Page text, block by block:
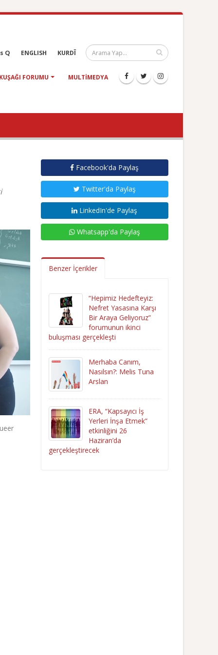
Q ENGLISH KURDÎ
FORUMU MULTIMEDYA
Facebook'da Paylaş
Twitter'da Paylaş
LinkedIn'de Paylaş
Whatsapp'da Paylaş
Benzer İçerikler
“Hepimiz Hedefteyiz:
Nefret Yasasına Karşı
Bir Araya Geliyoruz”
forumunun ikinci
buluşması gerçekleşti
Merhaba Canım,
Nasılsın?: Melis Tuna
Arslan
ERA, “Kapsayıcı İş
Yerleri İnşa Etmek”
etkinliğini 26
Haziran’da
gerçekleştirecek